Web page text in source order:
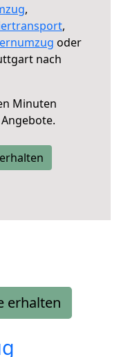
,
,
oder
nach
Minuten
erhalten